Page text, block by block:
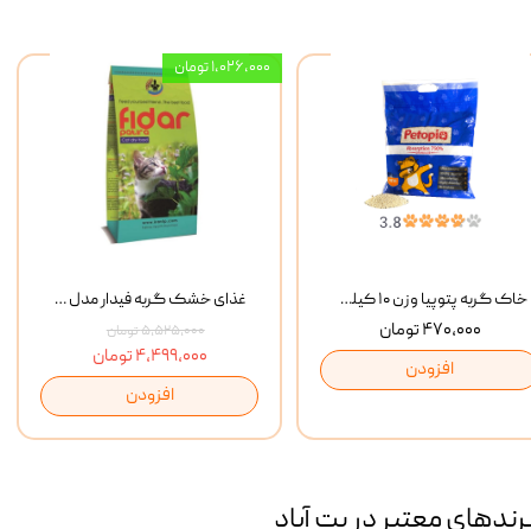
غذای خشک گربه فیدار مدل Adult وزن 10 کیلوگرم
۵,۵۲۵,۰۰۰ تومان
۴,۴۹۹,۰۰۰ تومان
افزودن
۱,۰۲۶,۰۰۰ تومان
خاک گربه پتوپیا وزن ۱۰ کیلوگرم
۴۷۰,۰۰۰ تومان
افزودن
معتبر در پت آباد